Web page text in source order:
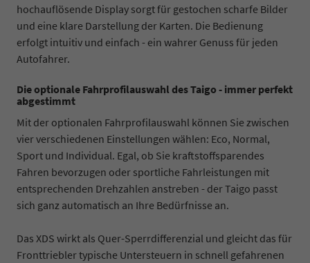
hochauflösende Display sorgt für gestochen scharfe Bilder
und eine klare Darstellung der Karten. Die Bedienung
erfolgt intuitiv und einfach - ein wahrer Genuss für jeden
Autofahrer.
Die optionale Fahrprofilauswahl des Taigo - immer perfekt
abgestimmt
Mit der optionalen Fahrprofilauswahl können Sie zwischen
vier verschiedenen Einstellungen wählen: Eco, Normal,
Sport und Individual. Egal, ob Sie kraftstoffsparendes
Fahren bevorzugen oder sportliche Fahrleistungen mit
entsprechenden Drehzahlen anstreben - der Taigo passt
sich ganz automatisch an Ihre Bedürfnisse an.
Das XDS wirkt als Quer-Sperrdifferenzial und gleicht das für
Fronttriebler typische Untersteuern in schnell gefahrenen